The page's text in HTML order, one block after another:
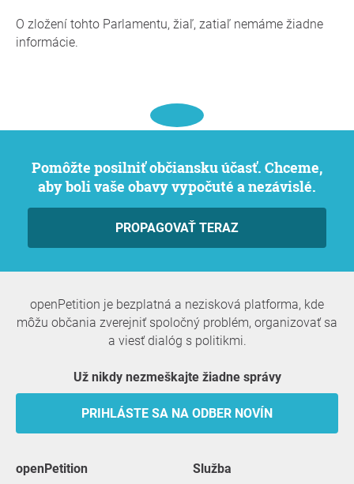
O zložení tohto Parlamentu, žiaľ, zatiaľ nemáme žiadne
informácie.
Pomôžte posilniť občiansku účasť. Chceme,
aby boli vaše obavy vypočuté a nezávislé.
PROPAGOVAŤ TERAZ
openPetition je bezplatná a nezisková platforma, kde
môžu občania zverejniť spoločný problém, organizovať sa
a viesť dialóg s politikmi.
Už nikdy nezmeškajte žiadne správy
PRIHLÁSTE SA NA ODBER NOVÍN
openPetition služba